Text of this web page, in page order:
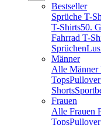
Bestseller
Sprüche T-
T-Shirts50.
Fahrrad T-
Sprüchen
Männer
Alle Männer
Tops
Shorts
Frauen
Alle Frauen
Tops